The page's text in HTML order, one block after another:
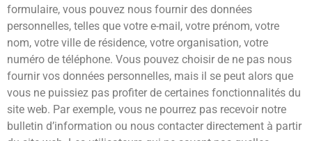
formulaire, vous pouvez nous fournir des données
personnelles, telles que votre e-mail, votre prénom, votre
nom, votre ville de résidence, votre organisation, votre
numéro de téléphone. Vous pouvez choisir de ne pas nous
fournir vos données personnelles, mais il se peut alors que
vous ne puissiez pas profiter de certaines fonctionnalités du
site web. Par exemple, vous ne pourrez pas recevoir notre
bulletin d’information ou nous contacter directement à partir